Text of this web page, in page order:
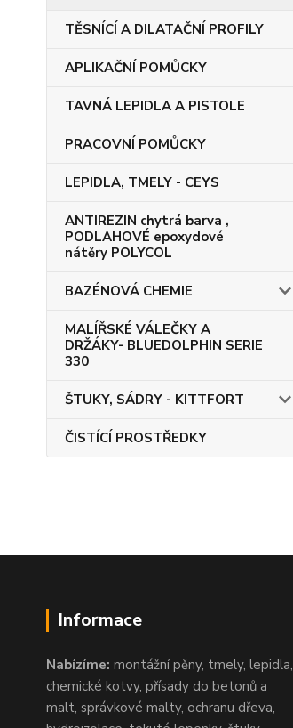
TĚSNÍCÍ A DILATAČNÍ PROFILY
APLIKAČNÍ POMŮCKY
TAVNÁ LEPIDLA A PISTOLE
PRACOVNÍ POMŮCKY
LEPIDLA, TMELY - CEYS
ANTIREZIN chytrá barva ,
PODLAHOVÉ epoxydové
nátěry POLYCOL
BAZÉNOVÁ CHEMIE
MALÍŘSKÉ VÁLEČKY A
DRŽÁKY- BLUEDOLPHIN SERIE
330
ŠTUKY, SÁDRY - KITTFORT
ČISTÍCÍ PROSTŘEDKY
Informace
Nabízíme: montážní pěny, tmely, lepidla,
chemické kotvy, přísady do betonů a
malt, správkové malty, ochranu dřeva,